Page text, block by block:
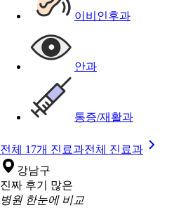
이비인후과
안과
통증/재활과
전체 17개 진료과전체 진료과
강남구
진짜 후기 많은
병원 한눈에 비교